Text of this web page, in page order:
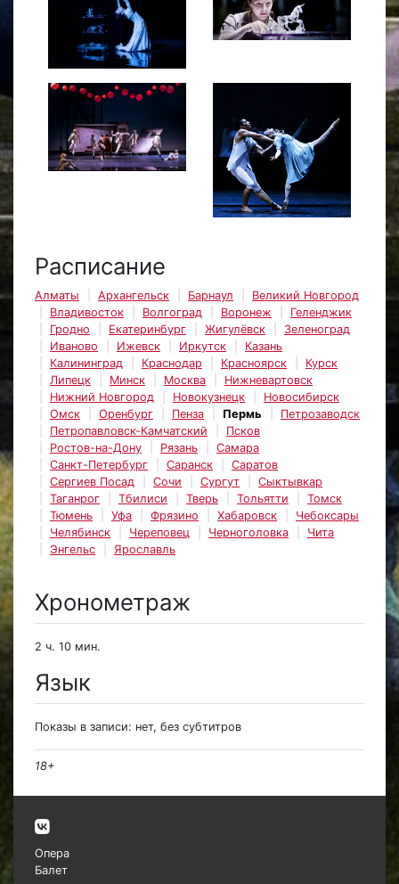
Расписание
Алматы Архангельск Барнаул
Великий Новгород
Владивосток
Волгоград Воронеж
Геленджик
Гродно
Екатеринбург Жигулёвск
Зеленоград
Иваново
Ижевск Иркутск
Казань
Калининград
Краснодар Красноярск
Курск
Липецк
Минск Москва
Нижневартовск
Нижний Новгород
Новокузнецк
Новосибирск
Омск
Оренбург Пенза Пермь
Петрозаводск
Петропавловск-Камчатский
Псков
Ростов-на-Дону
Рязань
Самара
Санкт-Петербург
Саранск
Саратов
Сергиев Посад
Сочи Сургут
Сыктывкар
Таганрог
Тбилиси Тверь Тольятти
Томск
Тюмень
Уфа Фрязино Хабаровск
Чебоксары
Челябинск
Череповец Черноголовка
Чита
Энгельс
Ярославль
Хронометраж
2 ч. 10 мин.
Язык
Показы в записи: нет, без субтитров
18+
Опера
Балет